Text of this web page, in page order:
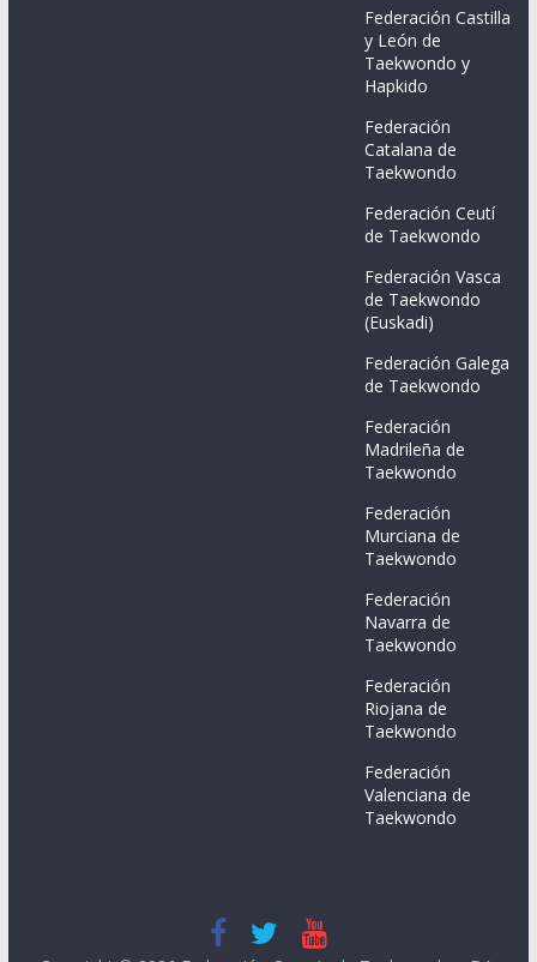
Federación Castilla
y León de
Taekwondo y
Hapkido
Federación
Catalana de
Taekwondo
Federación Ceutí
de Taekwondo
Federación Vasca
de Taekwondo
(Euskadi)
Federación Galega
de Taekwondo
Federación
Madrileña de
Taekwondo
Federación
Murciana de
Taekwondo
Federación
Navarra de
Taekwondo
Federación
Riojana de
Taekwondo
Federación
Valenciana de
Taekwondo